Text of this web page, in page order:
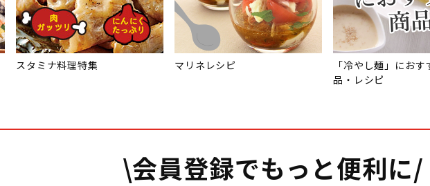
スタミナ料理特集 マリネレシピ
「冷やし麺」にお
品・レシピ
\会員登録でもっと便利に/